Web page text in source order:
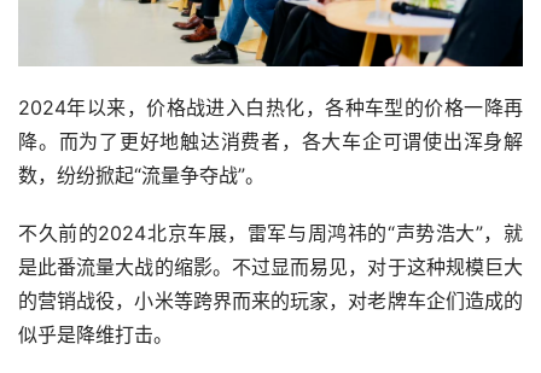
2024年以来，价格战进入白热化，各种车型的价格一降再
降。而为了更好地触达消费者，各大车企可谓使出浑身解
数，纷纷掀起“流量争夺战”。
不久前的2024北京车展，雷军与周鸿祎的“声势浩大”，就
是此番流量大战的缩影。不过显而易见，对于这种规模巨大
的营销战役，小米等跨界而来的玩家，对老牌车企们造成的
似乎是降维打击。